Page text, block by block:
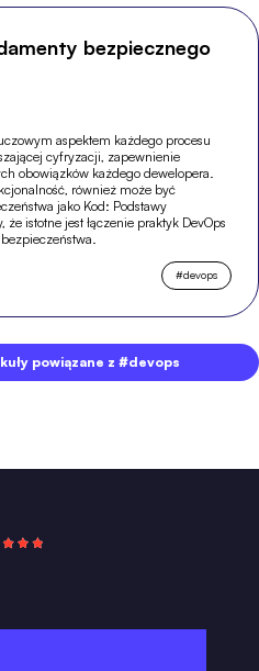
bezpiecznego
aspektem każdego procesu
cyfryzacji, zapewnienie
obowiązków każdego dewelopera.
również może być
jako Kod: Podstawy
istotne jest łączenie praktyk DevOps
#devops
powiązane z #devops